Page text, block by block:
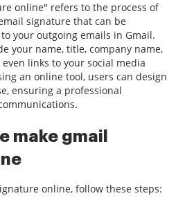
online" refers to the process of
signature that can be
your outgoing emails in Gmail.
your name, title, company name,
links to your social media
an online tool, users can design
ensuring a professional
make gmail
online, follow these steps: